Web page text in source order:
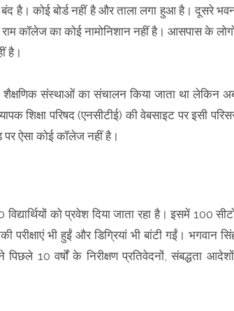
है। कोई बोर्ड नहीं है और ताला लगा हुआ है। दूसरे
कॉलेज का कोई नामोनिशान नहीं है। आसपास के
है।
शैक्षणिक संस्थाओं का संचालन किया जाता था लेकिन
शिक्षा परिषद (एनसीटीई) की वेबसाइट पर इसी
ऐसा कोई कॉलेज नहीं है।
को प्रवेश दिया जाता रहा है। इसमें 100
भी हुईं और डिग्रियां भी बांटी गईं। भगवान
10 वर्षों के निरीक्षण प्रतिवेदनों, संबद्धता